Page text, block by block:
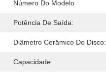
Número Do Modelo
Potência De Saída:
Diâmetro Cerâmico Do Disco:
Capacidade: